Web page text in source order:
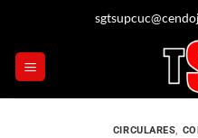
CIRCULARES,